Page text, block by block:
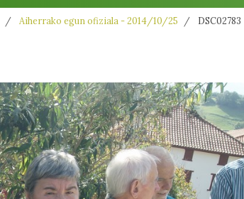
Aiherrako egun ofiziala - 2014/10/25 DSC02783